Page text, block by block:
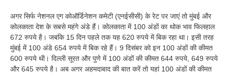
अगर सिर्फ नेशनल एग कोऑर्डिनेशन कमेटी (एनईसीसी) के रेट पर जाएं तो मुंबई और
कोलकाता देश के सबसे महंगे अंडे हैं। कोलकाता में 100 अंडों का थोक भाव फिलहाल
672 रुपये है। जबकि 15 दिन पहले तक यह 620 रुपये में बिक रहा था। इसी तरह
मुंबई में 100 अंडे 654 रुपये में बिक रहे हैं। 9 दिसंबर को इन 100 अंडों की कीमत
600 रुपये थी। दिल्ली सूरत और पुणे में 100 अंडों की कीमत 644 रुपये, 649 रुपये
और 645 रुपये है। अब अगर अहमदाबाद की बात करें तो यहां 100 अंडों की कीमत